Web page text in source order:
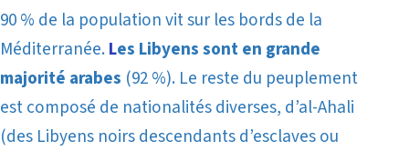
90 % de la population vit sur les bords de la
Méditerranée.Les Libyens sont en grande
majorité arabes (92 %). Le reste du peuplement
est composé de nationalités diverses, d’al-Ahali
(des Libyens noirs descendants d’esclaves ou